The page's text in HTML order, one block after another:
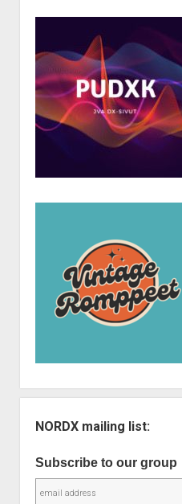
NORDX mailing list:
Subscribe to our group